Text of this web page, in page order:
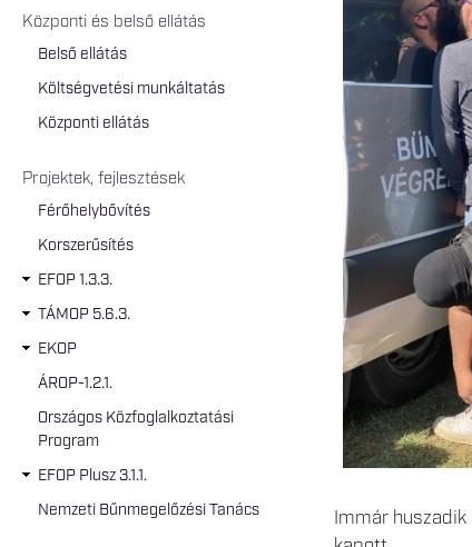
Központi és belső ellátás
Belső ellátás
Költségvetési munkáltatás
Központi ellátás
Projektek, fejlesztések
Férőhelybővítés
Korszerűsítés
EFOP 1.3.3.
TÁMOP 5.6.3.
EKOP
ÁROP-1.2.1.
Országos Közfoglalkoztatási
Program
EFOP Plusz 3.1.1.
Nemzeti Bűnmegelőzési Tanács
Immár